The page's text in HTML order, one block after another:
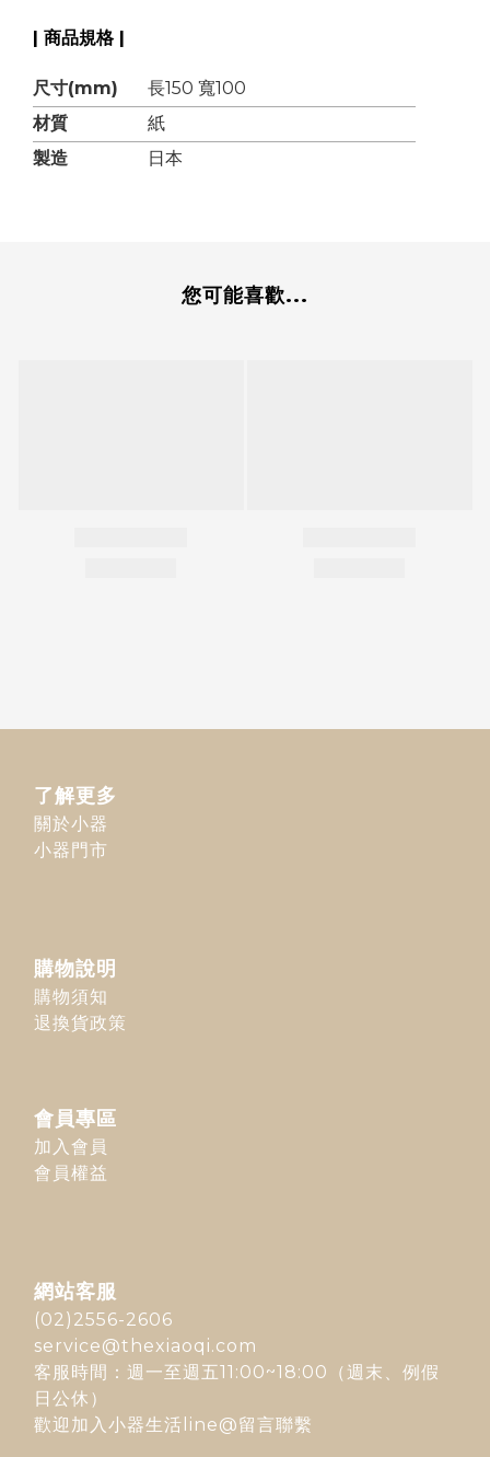
| 商品規格 |
尺寸(mm)
長150 寬100
材質
紙
製造
日本
您可能喜歡...
了解更多
關於小器
小器門市
購物說明
購物須知
退換貨政策
會員專區
加入會員
會員權益
網站客服
(02)2556-2606
service@thexiaoqi.com
客服時間：週一至週五11:00~18:00（週末、例假
日公休）
歡迎加入 小器生活line@留言聯繫